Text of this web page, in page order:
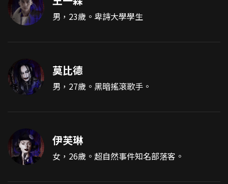
男，23歲。卑詩大學學生
莫比德
男，27歲。黑暗搖滾歌手。
伊芙琳
女，26歲。超自然事件知名部落客。